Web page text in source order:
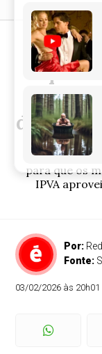
para
Termina no
para que os
IPVA
Por:
Fonte:
03/02/2026 às 20h01